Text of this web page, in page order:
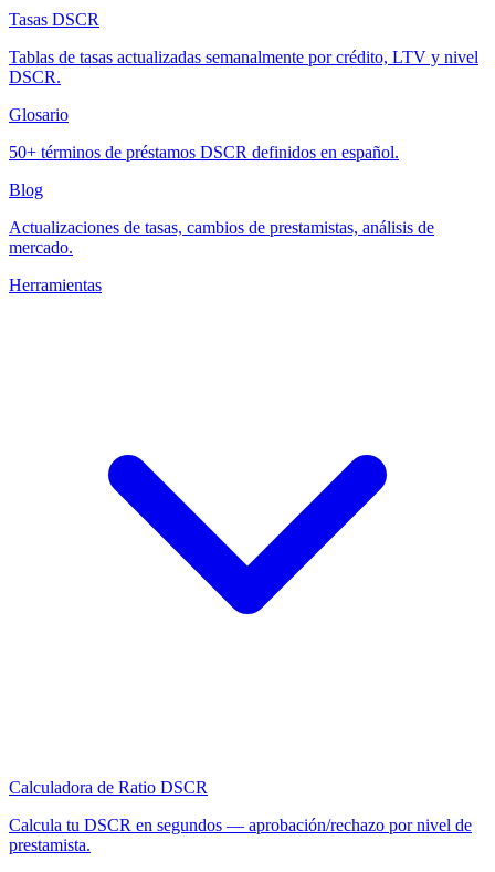
Tasas DSCR
Tablas de tasas actualizadas semanalmente por crédito, LTV y nivel
DSCR.
Glosario
50+ términos de préstamos DSCR definidos en español.
Blog
Actualizaciones de tasas, cambios de prestamistas, análisis de
mercado.
Herramientas
Calculadora de Ratio DSCR
Calcula tu DSCR en segundos — aprobación/rechazo por nivel de
prestamista.